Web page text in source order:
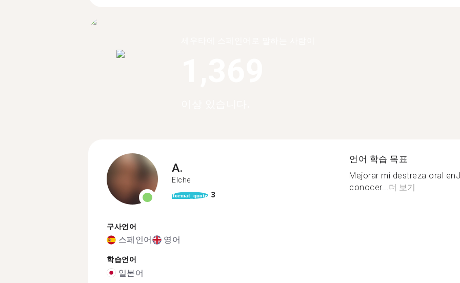
A.
Elche
format_quote 3
구사언어
스페인어 영어
학습언어
일본어
언어 학습 목표
Mejorar mi destreza oral
conocer... 더 보기